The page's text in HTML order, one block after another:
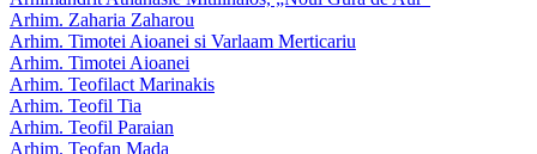
Arhim. Zaharia Zaharou
Arhim. Timotei Aioanei si Varlaam Merticariu
Arhim. Timotei Aioanei
Arhim. Teofilact Marinakis
Arhim. Teofil Tia
Arhim. Teofil Paraian
Arhim. Teofan Mada